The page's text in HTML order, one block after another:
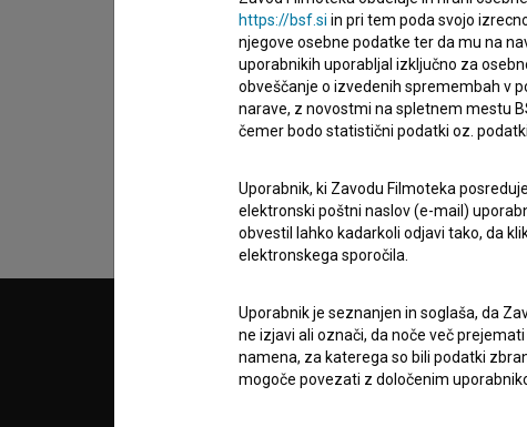
Sprejemamsplošne pogojein dajem
podatkov.
© 2018-2026, Filmoteka,
zavod za širjenje filmske kulture
PARTNERJI
https://bsf.si in pri tem poda svojo
njegove osebne podatke ter da mu na
uporabnikih uporabljal izključno za
obveščanje o izvedenih spremembah v
narave, z novostmi na spletnem mestu
čemer bodo statistični podatki oz.
Uporabnik, ki Zavodu Filmoteka
elektronski poštni naslov (e-mail)
obvestil lahko kadarkoli odjavi tako, da
elektronskega sporočila.
Uporabnik je seznanjen in soglaša, da
ne izjavi ali označi, da noče več
namena, za katerega so bili podatki
mogoče povezati z določenim